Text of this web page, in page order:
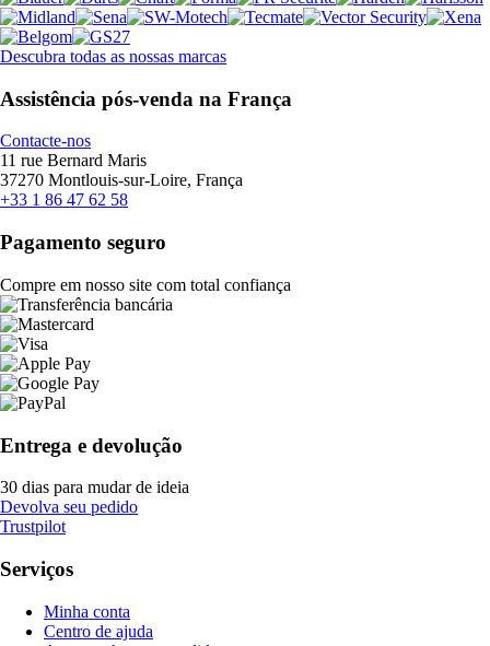
Descubra todas as nossas marcas
Assistência pós-venda na França
Contacte-nos
11 rue Bernard Maris
37270 Montlouis-sur-Loire, França
+33 1 86 47 62 58
Pagamento seguro
Compre em nosso site com total confiança
Entrega e devolução
30 dias para mudar de ideia
Devolva seu pedido
Trustpilot
Serviços
Minha conta
Centro de ajuda